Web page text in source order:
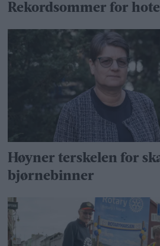
Rekordsommer for
Høyner terskelen for
bjørnebinner